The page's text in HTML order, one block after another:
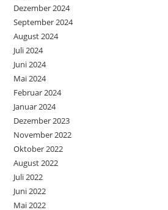
Dezember 2024
September 2024
August 2024
Juli 2024
Juni 2024
Mai 2024
Februar 2024
Januar 2024
Dezember 2023
November 2022
Oktober 2022
August 2022
Juli 2022
Juni 2022
Mai 2022